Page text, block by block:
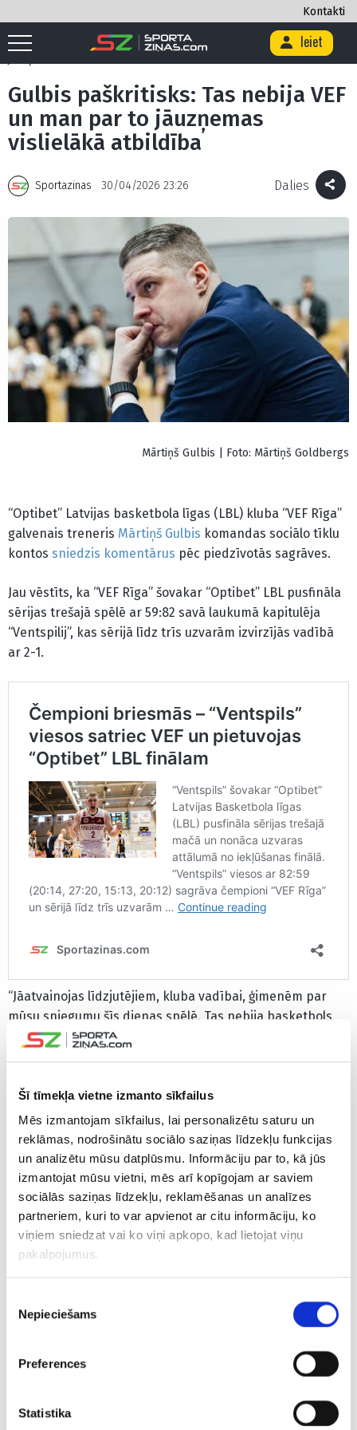
Šī tīmekļa vietne izmanto sīkfailus
Mēs izmantojam sīkfailus, lai personalizētu saturu un
reklāmas, nodrošinātu sociālo saziņas līdzekļu funkcijas
un analizētu mūsu datplūsmu. Informāciju par to, kā jūs
izmantojat mūsu vietni, mēs arī kopīgojam ar saviem
sociālās saziņas līdzekļu, reklamēšanas un analīzes
partneriem, kuri to var apvienot ar citu informāciju, ko
viņiem sniedzat vai ko viņi apkopo, kad lietojat viņu
pakalpojumus.
izvēle
Nepieciešams
Preferences
Statistika
Kontakti
Ieiet
Sākums Basketbols / Gulbis paškritisks: Tas nebija VEF un man par to
Gulbis paškritisks: Tas nebija VEF
un man par to jāuzņemas
vislielākā atbildība
Sportazinas 30/04/2026 23:26 Dalies
Mārtiņš Gulbis | Foto: Mārtiņš Goldbergs
“Optibet” Latvijas basketbola līgas (LBL) kluba “VEF Rīga”
galvenais treneris Mārtiņš Gulbis komandas sociālo tīklu
kontos sniedzis komentārus pēc piedzīvotās sagrāves.
Jau vēstīts, ka “VEF Rīga” šovakar “Optibet” LBL pusfināla
sērijas trešajā spēlē ar 59:82 savā laukumā kapitulēja
“Ventspilij”, kas sērijā līdz trīs uzvarām izvirzījās vadībā
ar 2-1.
“Jāatvainojas līdzjutējiem, kluba vadībai, ģimenēm par
mūsu sniegumu šīs dienas spēlē. Tas nebija basketbols,
tas nebija VEF un, protams, ka man par to jāuzņemas
kā klubs,” paškritisks bija “VEF Rīga” stūrmanis Gulbis.
Sērijas ceturtā spēle norisināsies sestdien. “Mums ir 24
stundas pārgrupēties, sagatavoties un parādīt īsto VEF
seju, lai censtos izdarīt lietas labāk nevis priekš kāda cita,
bet galvenokārt sevis un organizācijas dēļ,” uzsvēra
Gulbis.
“Mums ir 24h pārgrupēties, sagatavoties un parādīt
pic.twitter.com/kb1ViIOEAD
— VEF Rīga (@vefriga)
CITAS ZIŅAS NO ŠĪS KATEGORIJAS